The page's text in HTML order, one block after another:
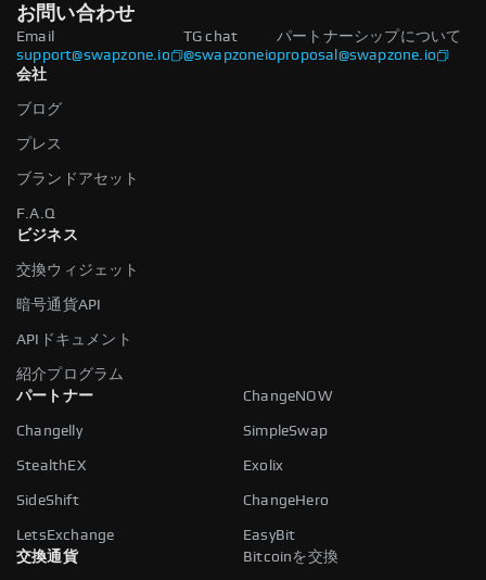
お問い合わせ
Email
support@swapzone.io
パートナーシップについて
proposal@swapzone.io
TG chat
@swapzoneio
会社
ブログ
プレス
ブランドアセット
F.A.Q
ビジネス
交換ウィジェット
暗号通貨API
APIドキュメント
紹介プログラム
パートナー
ChangeNOW
Changelly SimpleSwap
StealthEX Exolix
SideShift ChangeHero
LetsExchange
EasyBit
交換通貨
Bitcoinを交換